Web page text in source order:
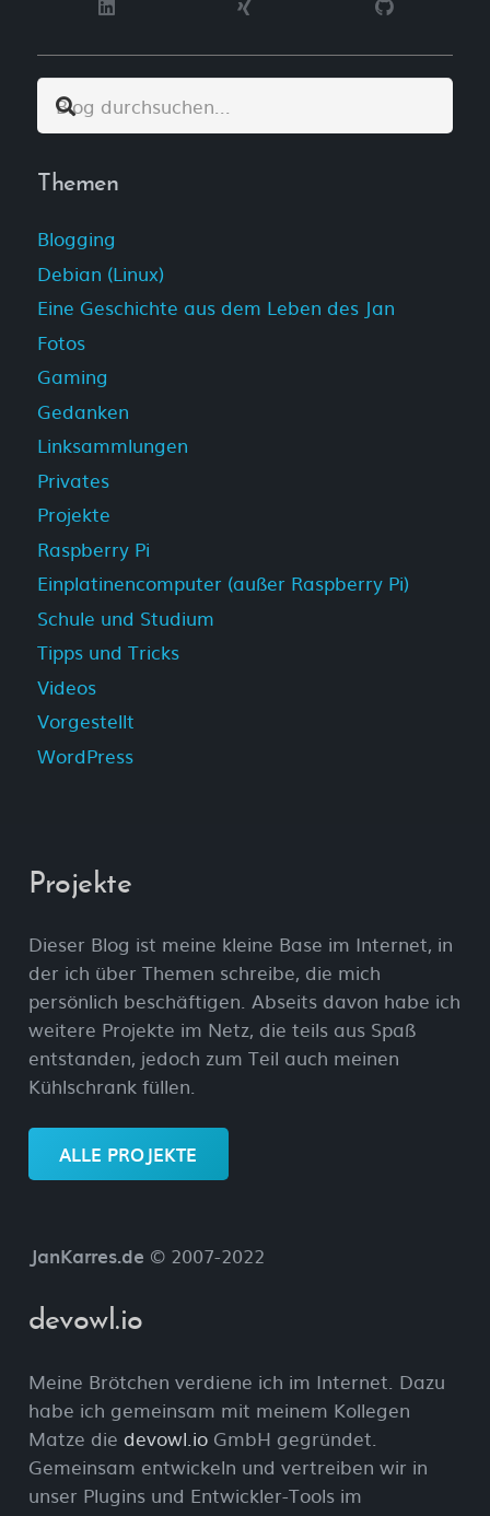
Themen
Blogging
Debian (Linux)
Eine Geschichte aus dem Leben des Jan
Fotos
Gaming
Gedanken
Linksammlungen
Privates
Projekte
Raspberry Pi
Einplatinencomputer (außer Raspberry Pi)
Schule und Studium
Tipps und Tricks
Videos
Vorgestellt
WordPress
Projekte
Dieser Blog ist meine kleine Base im Internet, in
der ich über Themen schreibe, die mich
persönlich beschäftigen. Abseits davon habe ich
weitere Projekte im Netz, die teils aus Spaß
entstanden, jedoch zum Teil auch meinen
Kühlschrank füllen.
ALLE PROJEKTE
JanKarres.de © 2007-2022
devowl.io
Meine Brötchen verdiene ich im Internet. Dazu
habe ich gemeinsam mit meinem Kollegen
Matze die devowl.ioGmbH gegründet.
Gemeinsam entwickeln und vertreiben wir in
unser Plugins und Entwickler-Tools im